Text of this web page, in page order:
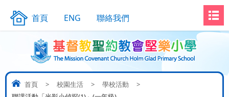
首頁 ENG 聯絡我們
首頁 > 校園生活 > 學校活動
>